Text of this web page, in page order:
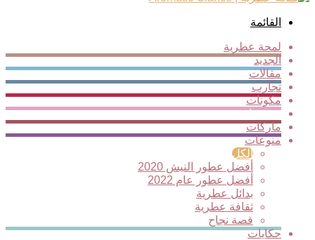
القائمة
لمحة عطرية
الجديد
مقالات
تجارب
مكونات
ترشيحات
ماركات
منوعات
الكل
أفضل عطور النيش 2020
أفضل عطور عام 2022
بدائل عطرية
ثقافة عطرية
قصة نجاح
حكايات